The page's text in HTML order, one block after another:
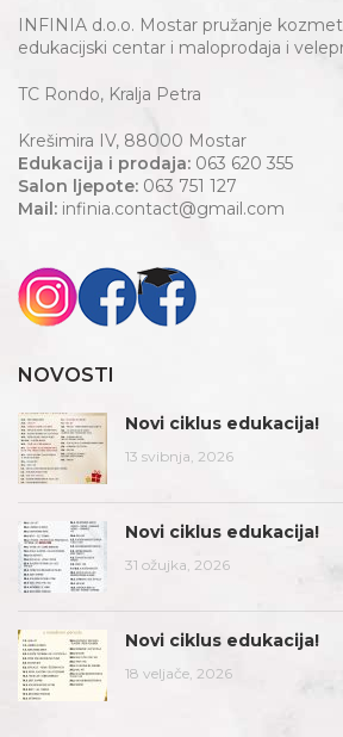
INFINIA d.o.o. Mostar pružanje
edukacijski centar i maloprodaja i
TC Rondo, Kralja Petra
Krešimira IV, 88000 Mostar
Edukacija i prodaja: 063 620 355
Salon ljepote: 063 751 127
Mail: infinia.contact@gmail.com
NOVOSTI
Novi ciklus edukacija!
13 svibnja, 2026
Novi ciklus edukacija!
31 ožujka, 2026
Novi ciklus edukacija!
18 veljače, 2026